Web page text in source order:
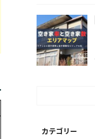
カテゴリー